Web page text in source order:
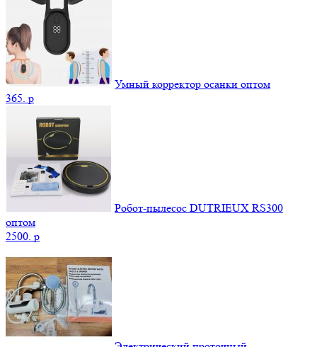
Умный корректор осанки оптом
365. p
Робот-пылесос DUTRIEUX RS300
оптом
2500. p